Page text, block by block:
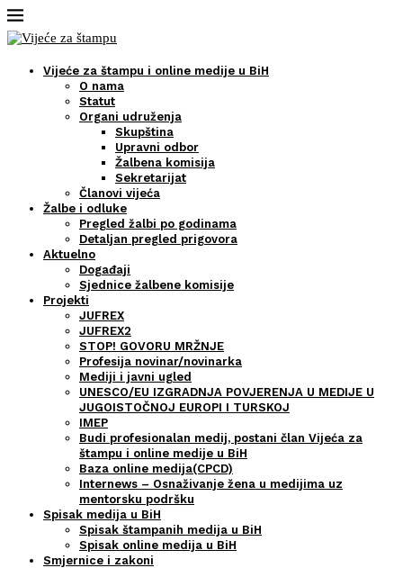
Vijeće za štampu i online medije u BiH
O nama
Statut
Organi udruženja
Skupština
Upravni odbor
Žalbena komisija
Sekretarijat
Članovi vijeća
Žalbe i odluke
Pregled žalbi po godinama
Detaljan pregled prigovora
Aktuelno
Događaji
Sjednice žalbene komisije
Projekti
JUFREX
JUFREX2
STOP! GOVORU MRŽNJE
Profesija novinar/novinarka
Mediji i javni ugled
UNESCO/EU IZGRADNJA POVJERENJA U MEDIJE U
JUGOISTOČNOJ EUROPI I TURSKOJ
IMEP
Budi profesionalan medij, postani član Vijeća za
štampu i online medije u BiH
Baza online medija(CPCD)
Internews – Osnaživanje žena u medijima uz
mentorsku podršku
Spisak medija u BiH
Spisak štampanih medija u BiH
Spisak online medija u BiH
Smjernice i zakoni